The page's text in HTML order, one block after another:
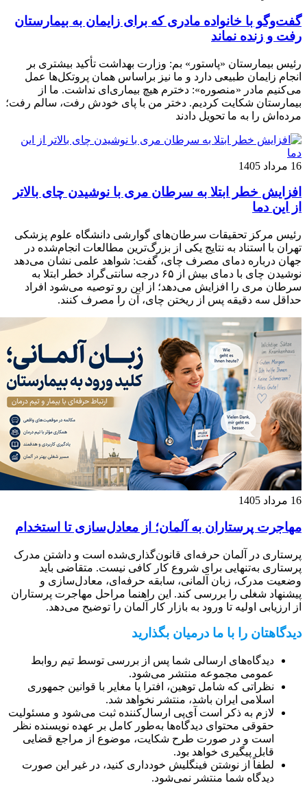
گفت‌وگو با خانواده مادری که برای زایمان به بیمارستان
رفت و زنده نماند
رئیس بیمارستان «پاستور» بم: وزارت بهداشت تأکید بیشتری بر
انجام زایمان طبیعی دارد و ما نیز براساس همان پروتکل‌ها عمل
می‌کنیم مادر «منصوره»: دخترم هیچ بیماری‌ای نداشت. ما از
بیمارستان شکایت کردیم. دختر من با پای خودش رفت، سالم رفت؛
مرده‌اش را به ما تحویل دادند
16 مرداد 1405
افزایش خطر ابتلا به سرطان مری با نوشیدن چای بالاتر
از این دما
رئیس مرکز تحقیقات سرطان‌های گوارشی دانشگاه علوم پزشکی
تهران با استناد به نتایج یکی از بزرگ‌ترین مطالعات انجام‌شده در
جهان درباره دمای مصرف چای، گفت: شواهد علمی نشان می‌دهد
نوشیدن چای با دمای بیش از ۶۵ درجه سانتی‌گراد خطر ابتلا به
سرطان مری را افزایش می‌دهد؛ از این رو توصیه می‌شود افراد
حداقل سه دقیقه پس از ریختن چای، آن را مصرف کنند.
16 مرداد 1405
مهاجرت پرستاران به آلمان؛ از معادل‌سازی تا استخدام
پرستاری در آلمان حرفه‌ای قانون‌گذاری‌شده است و داشتن مدرک
پرستاری به‌تنهایی برای شروع کار کافی نیست. متقاضی باید
وضعیت مدرک، زبان آلمانی، سابقه حرفه‌ای، معادل‌سازی و
پیشنهاد شغلی را بررسی کند. این راهنما مراحل مهاجرت پرستاران
از ارزیابی اولیه تا ورود به بازار کار آلمان را توضیح می‌دهد.
دیدگاهتان را با ما درمیان بگذارید
دیدگاه‌های ارسالی شما پس از بررسی توسط تیم روابط
عمومی مجموعه منتشر می‌شود.
نظراتی که شامل توهین، افترا یا مغایر با قوانین جمهوری
اسلامی ایران باشد، منتشر نخواهد شد.
لازم به ذکر است آی‌پی ارسال‌کننده ثبت می‌شود و مسئولیت
حقوقی محتوای دیدگاه‌ها به‌طور کامل بر عهده نویسنده نظر
است و در صورت طرح شکایت، موضوع از مراجع قضایی
قابل پیگیری خواهد بود.
لطفاً از نوشتن فینگلیش خودداری کنید، در غیر این صورت
دیدگاه شما منتشر نمی‌شود.